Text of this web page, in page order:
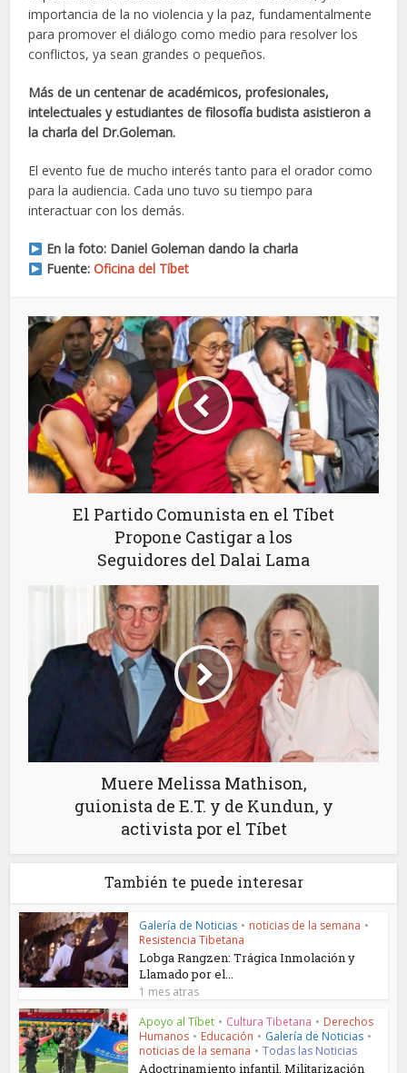
importancia de la no violencia y la paz, fundamentalmente
para promover el diálogo como medio para resolver los
conflictos, ya sean grandes o pequeños.
Más de un centenar de académicos, profesionales,
intelectuales y estudiantes de filosofía budista asistieron a
la charla del Dr.Goleman.
El evento fue de mucho interés tanto para el orador como
para la audiencia. Cada uno tuvo su tiempo para
interactuar con los demás.
En la foto: Daniel Goleman dando la charla
Fuente:Oficina del Tíbet
El Partido Comunista en el Tíbet
Propone Castigar a los
Seguidores del Dalai Lama
Muere Melissa Mathison,
guionista de E.T. y de Kundun, y
activista por el Tíbet
También te puede interesar
Galería de Noticias • noticias de la semana •
Resistencia Tibetana
Lobga Rangzen: Trágica Inmolación y
Llamado por el...
1 mes atras
Apoyo al Tíbet • Cultura Tibetana • Derechos
Humanos • Educación • Galería de Noticias •
noticias de la semana • Todas las Noticias
Adoctrinamiento infantil, Militarización